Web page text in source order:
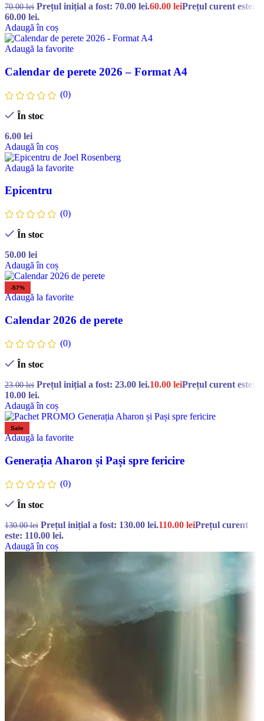
70.00lei Prețul inițial a fost: 70.00 lei.60.00 leiPrețul curent este:
60.00 lei.
Adaugă în coș
Adaugă la favorite
Calendar de perete 2026 – Format A4
(0)
În stoc
6.00 lei
Adaugă în coș
Adaugă la favorite
Epicentru
(0)
În stoc
50.00 lei
Adaugă în coș
-57%
Adaugă la favorite
Calendar 2026 de perete
(0)
În stoc
23.00lei Prețul inițial a fost: 23.00 lei.10.00 leiPrețul curent este:
10.00 lei.
Adaugă în coș
Sale
Adaugă la favorite
Generația Aharon și Pași spre fericire
(0)
În stoc
130.00lei Prețul inițial a fost: 130.00 lei.110.00 leiPrețul curent
este: 110.00 lei.
Adaugă în coș